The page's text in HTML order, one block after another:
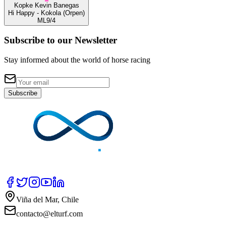
Kopke Kevin Banegas
Hi Happy - Kokola (Orpen)
ML 9/4
Subscribe to our Newsletter
Stay informed about the world of horse racing
Subscribe
Viña del Mar, Chile
contacto@elturf.com